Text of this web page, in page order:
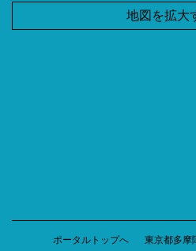
地図を拡大
ポータルトップへ 東京都多摩